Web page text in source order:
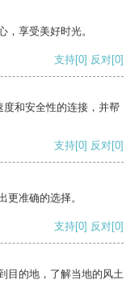
，享受美好时光。
支持[0] 反对[0]
和安全性的连接，并帮
支持[0] 反对[0]
更准确的选择。
支持[0] 反对[0]
目的地，了解当地的风土